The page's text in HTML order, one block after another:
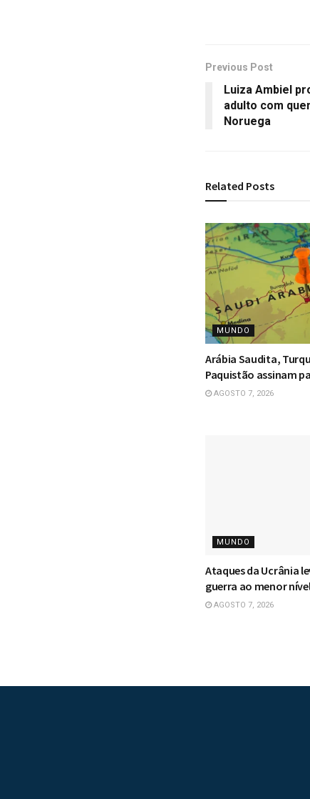
Previous Post
Luiza Ambiel
adulto com
Noruega
Related Posts
MUNDO
Arábia Saudita,
Paquistão assinam
AGOSTO 7, 2026
MUNDO
Ataques da Ucrânia
guerra ao menor
AGOSTO 7, 2026